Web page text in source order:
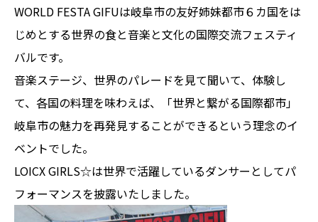
WORLD FESTA GIFUは岐阜市の友好姉妹都市６カ国をは
じめとする世界の食と音楽と文化の国際交流フェスティ
バルです。
音楽ステージ、世界のパレードを見て聞いて、体験し
て、各国の料理を味わえば、「世界と繋がる国際都市」
岐阜市の魅力を再発見することができるという理念のイ
ベントでした。
LOICX GIRLS☆は世界で活躍しているダンサーとしてパ
フォーマンスを披露いたしました。